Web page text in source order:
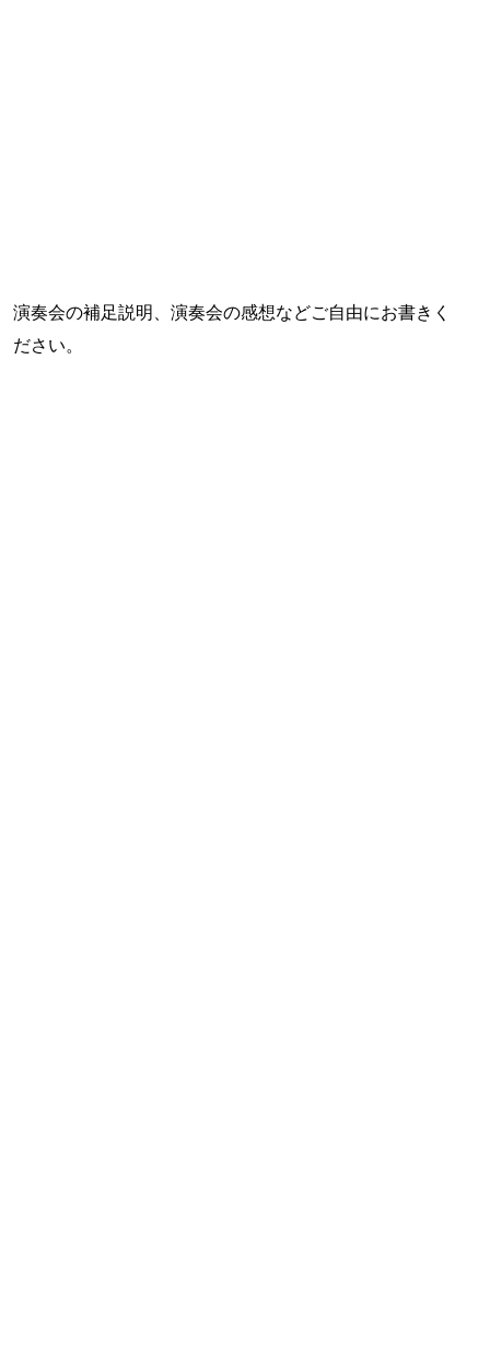
演奏会の補足説明、演奏会の感想などご自由にお書きく
ださい。